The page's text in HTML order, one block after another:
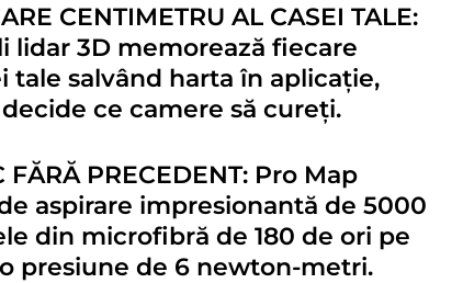
CENTIMETRU AL CASEI TALE:
lidar 3D memorează fiecare
tale salvând harta în aplicație,
ce camere să cureți.
FĂRĂ PRECEDENT: Pro Map
aspirare impresionantă de 5000
din microfibră de 180 de ori pe
presiune de 6 newton-metri.